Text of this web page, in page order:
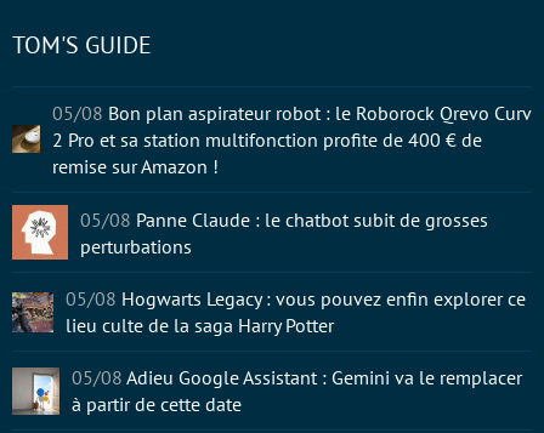
TOM'S GUIDE
05/08 Bon plan aspirateur robot : le Roborock Qrevo Curv
2 Pro et sa station multifonction profite de 400 € de
remise sur Amazon !
05/08 Panne Claude : le chatbot subit de grosses
perturbations
05/08 Hogwarts Legacy : vous pouvez enfin explorer ce
lieu culte de la saga Harry Potter
05/08 Adieu Google Assistant : Gemini va le remplacer
à partir de cette date